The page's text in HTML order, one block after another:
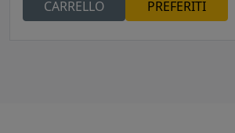
CARRELLO
PREFERITI